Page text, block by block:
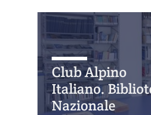
Club Alpino
Italiano.
Nazionale